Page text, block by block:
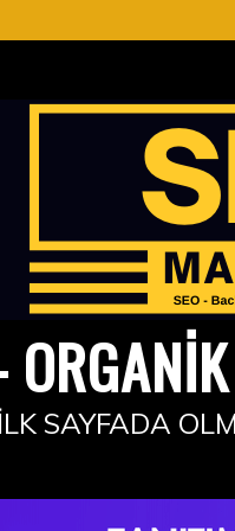
SAYFADA